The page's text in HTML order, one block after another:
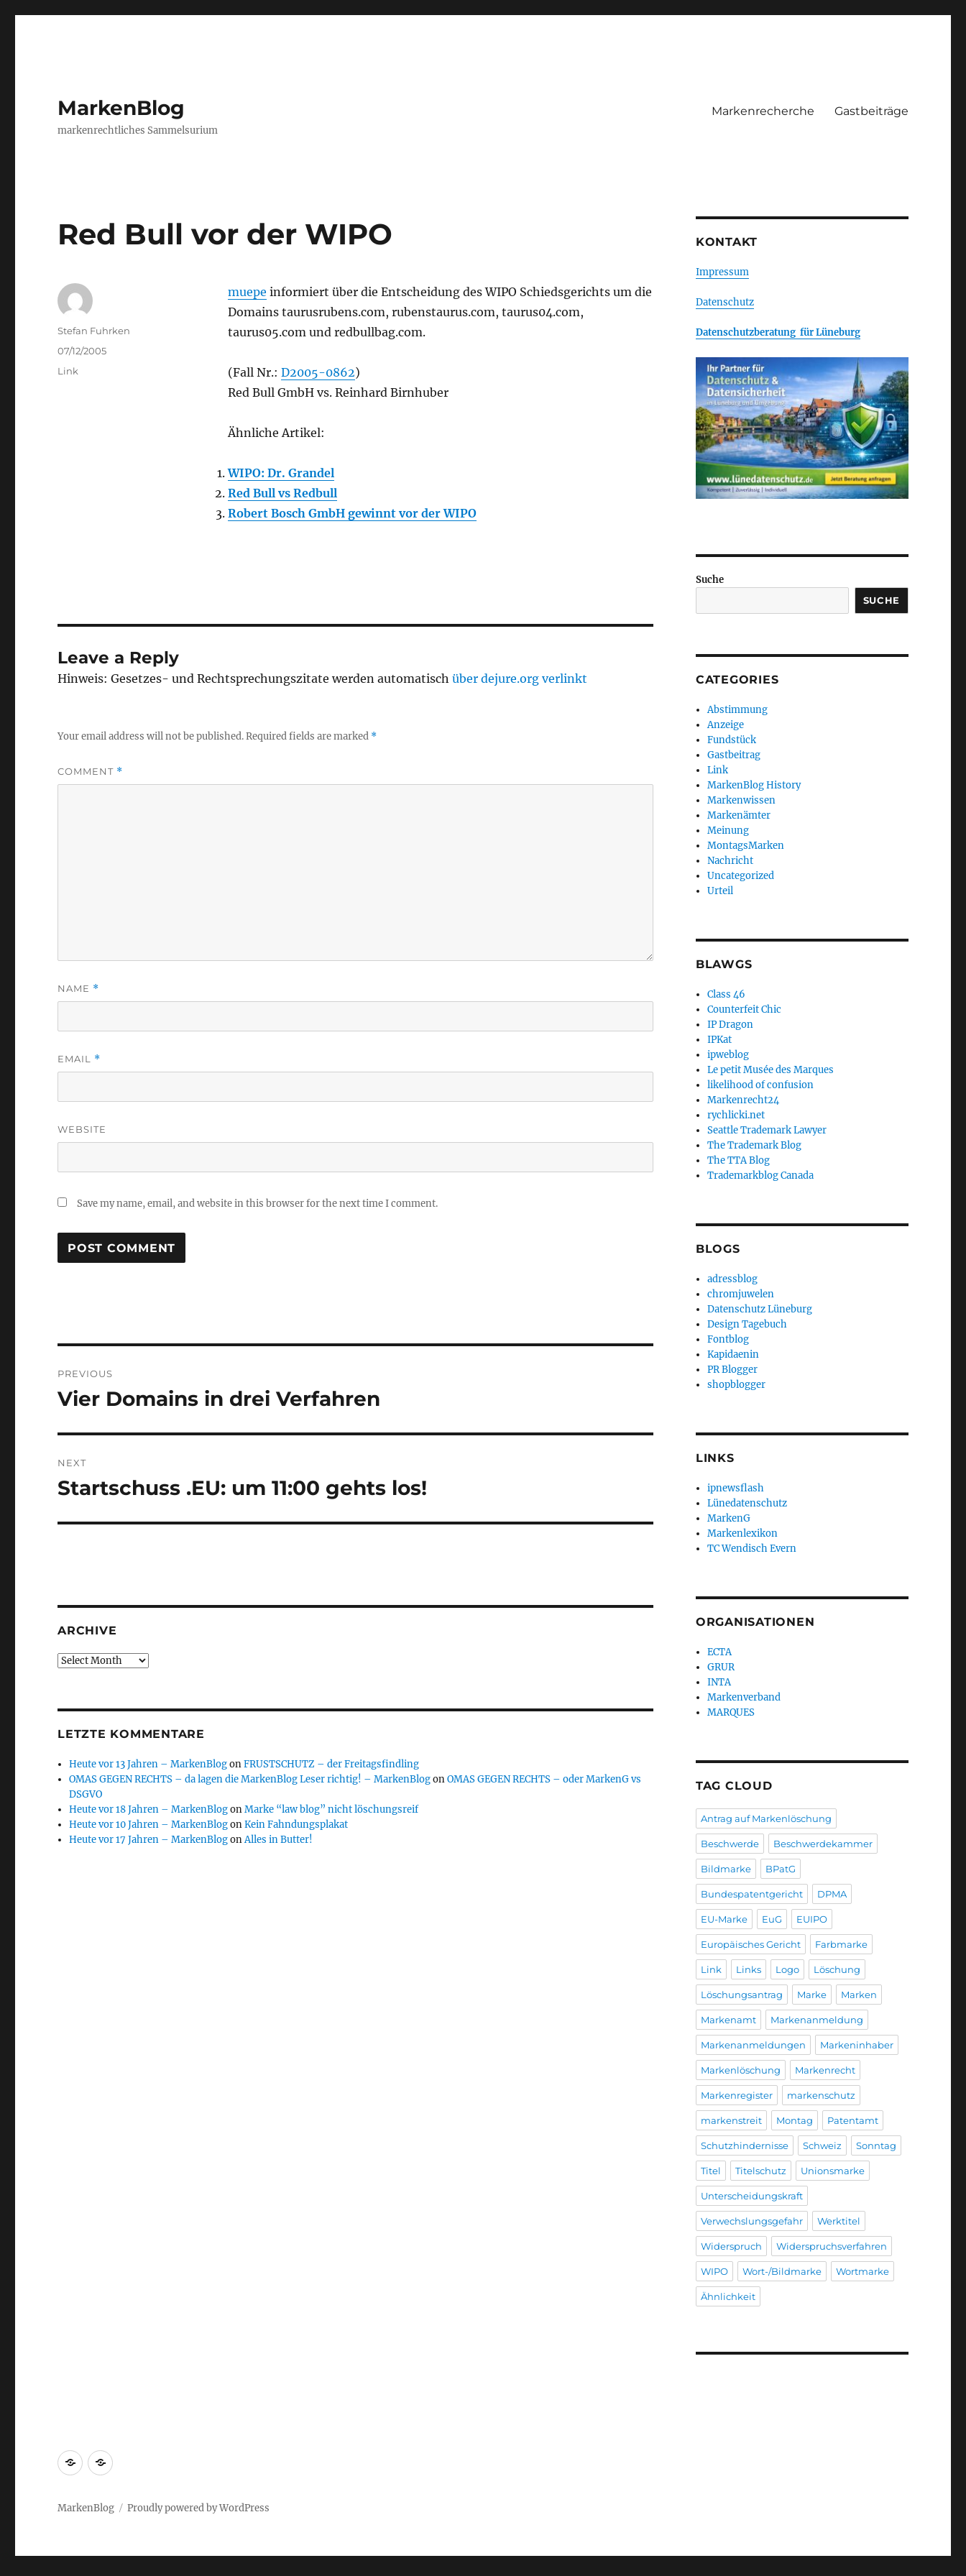
MarkenBlog
markenrechtliches Sammelsurium
Markenrecherche Gastbeiträge
Red Bull vor der WIPO
muepe informiert über die Entscheidung des WIPO Schiedsgerichts um die
Domains taurusrubens.com, rubenstaurus.com, taurus04.com,
taurus05.com und redbullbag.com.
(Fall Nr.: D2005-0862)
Red Bull GmbH vs. Reinhard Birnhuber
Ähnliche Artikel:
WIPO: Dr. Grandel
Red Bull vs Redbull
Robert Bosch GmbH gewinnt vor der WIPO
Author
Stefan Fuhrken
Posted
on
07/12/2005
Categories
Link
Leave a Reply
Hinweis: Gesetzes- und Rechtsprechungszitate werden automatischüber dejure.org verlinkt
Your email address will not be published.Required fields are marked *
COMMENT *
NAME *
EMAIL *
WEBSITE
Save my name, email, and website in this browser for the next time I comment.
navigation
PREVIOUS
Previous
Vier Domains in drei Verfahren
NEXT
Next
Startschuss .EU: um 11:00 gehts los!
ARCHIVE
Archive
LETZTE KOMMENTARE
Heute vor 13 Jahren – MarkenBlogonFRUSTSCHUTZ – der Freitagsfindling
OMAS GEGEN RECHTS – da lagen die MarkenBlog Leser richtig! – MarkenBlogonOMAS GEGEN RECHTS – oder MarkenG vs
DSGVO
Heute vor 18 Jahren – MarkenBlogonMarke “law blog” nicht löschungsreif
Heute vor 10 Jahren – MarkenBlogonKein Fahndungsplakat
Heute vor 17 Jahren – MarkenBlogonAlles in Butter!
KONTAKT
Impressum
Datenschutz
Datenschutzberatung für Lüneburg
Suche
SUCHE
CATEGORIES
Abstimmung
Anzeige
Fundstück
Gastbeitrag
Link
MarkenBlog History
Markenwissen
Markenämter
Meinung
MontagsMarken
Nachricht
Uncategorized
Urteil
BLAWGS
Class 46
Counterfeit Chic
IP Dragon
IPKat
ipweblog
Le petit Musée des Marques
likelihood of confusion
Markenrecht24
rychlicki.net
Seattle Trademark Lawyer
The Trademark Blog
The TTA Blog
Trademarkblog Canada
BLOGS
adressblog
chromjuwelen
Datenschutz Lüneburg
Design Tagebuch
Fontblog
Kapidaenin
PR Blogger
shopblogger
LINKS
ipnewsflash
Lünedatenschutz
MarkenG
Markenlexikon
TC Wendisch Evern
ORGANISATIONEN
ECTA
GRUR
INTA
Markenverband
MARQUES
TAG CLOUD
Antrag auf Markenlöschung
Beschwerde Beschwerdekammer
Bildmarke BPatG
Bundespatentgericht DPMA
EU-Marke EuG EUIPO
Europäisches Gericht Farbmarke
Link Links Logo Löschung
Löschungsantrag Marke Marken
Markenamt Markenanmeldung
Markenanmeldungen Markeninhaber
Markenlöschung Markenrecht
Markenregister markenschutz
markenstreit Montag Patentamt
Schutzhindernisse Schweiz Sonntag
Titel Titelschutz Unionsmarke
Unterscheidungskraft
Verwechslungsgefahr Werktitel
Widerspruch Widerspruchsverfahren
WIPO Wort-/Bildmarke Wortmarke
Ähnlichkeit
Markenrecherche
Gastbeiträge
MarkenBlog Proudly powered by WordPress